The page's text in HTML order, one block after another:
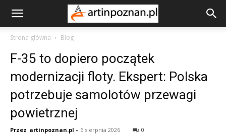
Strona główna Blog
F-35 to dopiero początek
modernizacji floty. Ekspert: Polska
potrzebuje samolotów przewagi
powietrznej
Przez artinpoznan.pl - 6 sierpnia 2026 0